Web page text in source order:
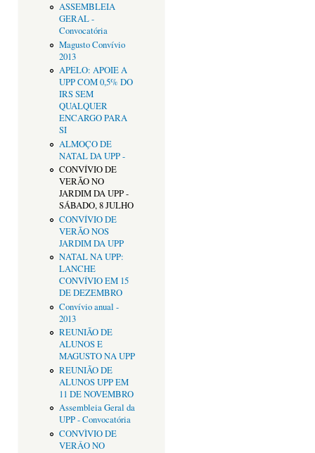
ASSEMBLEIA
GERAL -
Convocatória
Magusto Convívio
2013
APELO: APOIE A
UPP COM 0,5% DO
IRS SEM
QUALQUER
ENCARGO PARA
SI
ALMOÇO DE
NATAL DA UPP -
CONVÍVIO DE
VERÃO NO
JARDIM DA UPP -
SÁBADO, 8 JULHO
CONVÍVIO DE
VERÃO NOS
JARDIM DA UPP
NATAL NA UPP:
LANCHE
CONVÍVIO EM 15
DE DEZEMBRO
Convívio anual -
2013
REUNIÃO DE
ALUNOS E
MAGUSTO NA UPP
REUNIÃO DE
ALUNOS UPP EM
11 DE NOVEMBRO
Assembleia Geral da
UPP - Convocatória
CONVÌVIO DE
VERÂO NO